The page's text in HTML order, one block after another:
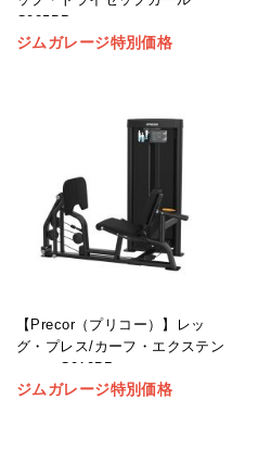
C025BP
ジムガレージ特別価格
【Precor（プリコー）】レッ
グ・プレス/カーフ・エクステン
ションC010BP
ジムガレージ特別価格